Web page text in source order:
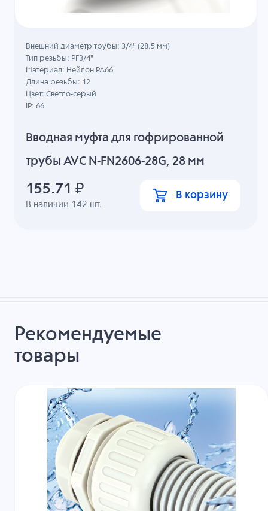
Вводная муфта для гофрированной
трубы AVC N-FN2606-28G, 28 мм
В наличии 142 шт.
Внешний диаметр трубы: 3/4" (28.5 мм)
Тип резьбы: PF3/4"
Материал: Нейлон PA66
Длина резьбы: 12
Цвет: Светло-серый
IP: 66
155.71 ₽ В корзину
Рекомендуемые
товары